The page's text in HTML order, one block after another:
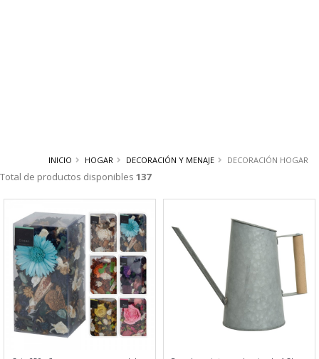
INICIO HOGAR DECORACIÓN Y MENAJE DECORACIÓN HOGAR
Total de productos disponibles 137